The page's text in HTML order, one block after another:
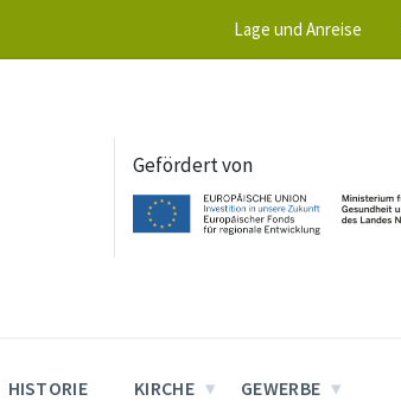
Lage und Anreise
Gefördert von
HISTORIE KIRCHE GEWERBE